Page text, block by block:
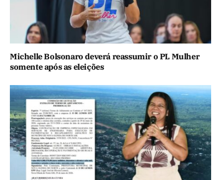
Michelle Bolsonaro deverá reassumir o PL Mulher
somente após as eleições